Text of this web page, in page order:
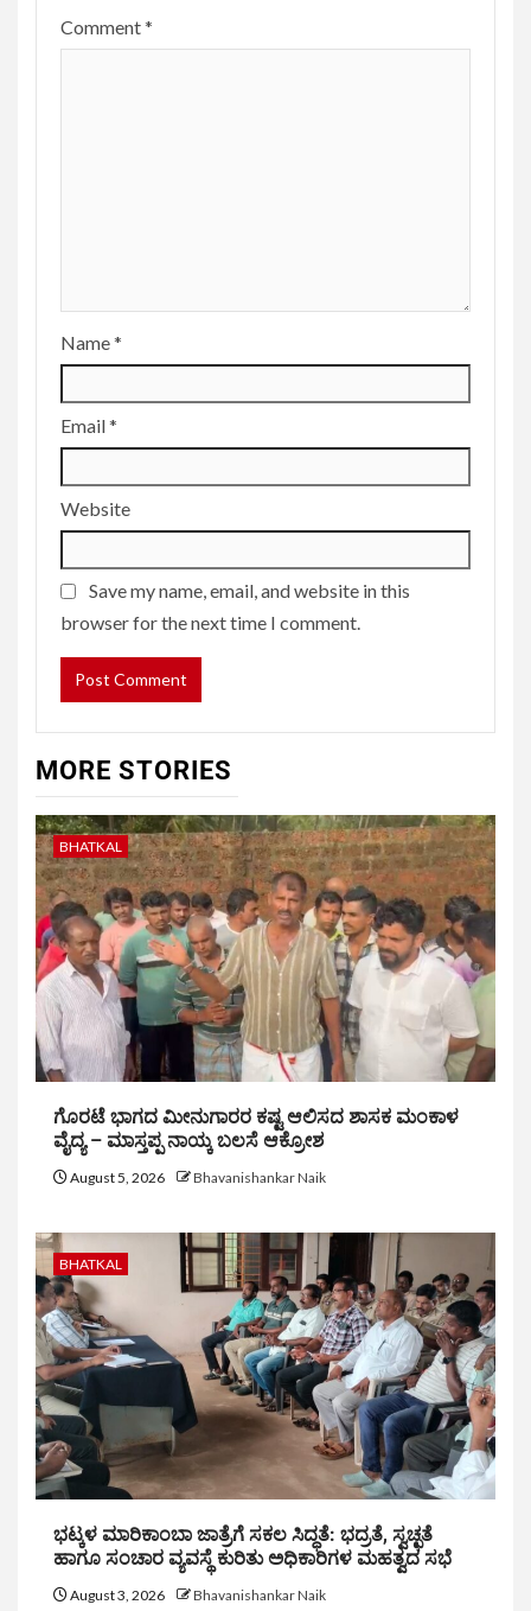
Comment*
Name*
Email*
Website
Save my name, email, and website in this
browser for the next time I comment.
MORE STORIES
BHATKAL
ಗೊರಟೆ ಭಾಗದ ಮೀನುಗಾರರ ಕಷ್ಟ ಆಲಿಸದ ಶಾಸಕ ಮಂಕಾಳ
ವೈದ್ಯ – ಮಾಸ್ತಪ್ಪ ನಾಯ್ಕ ಬಲಸೆ ಆಕ್ರೋಶ
August 5, 2026 Bhavanishankar Naik
BHATKAL
ಭಟ್ಕಳ ಮಾರಿಕಾಂಬಾ ಜಾತ್ರೆಗೆ ಸಕಲ ಸಿದ್ಧತೆ: ಭದ್ರತೆ, ಸ್ವಚ್ಛತೆ
ಹಾಗೂ ಸಂಚಾರ ವ್ಯವಸ್ಥೆ ಕುರಿತು ಅಧಿಕಾರಿಗಳ ಮಹತ್ವದ ಸಭೆ
August 3, 2026 Bhavanishankar Naik